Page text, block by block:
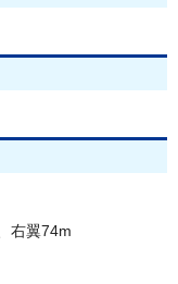
右翼74m